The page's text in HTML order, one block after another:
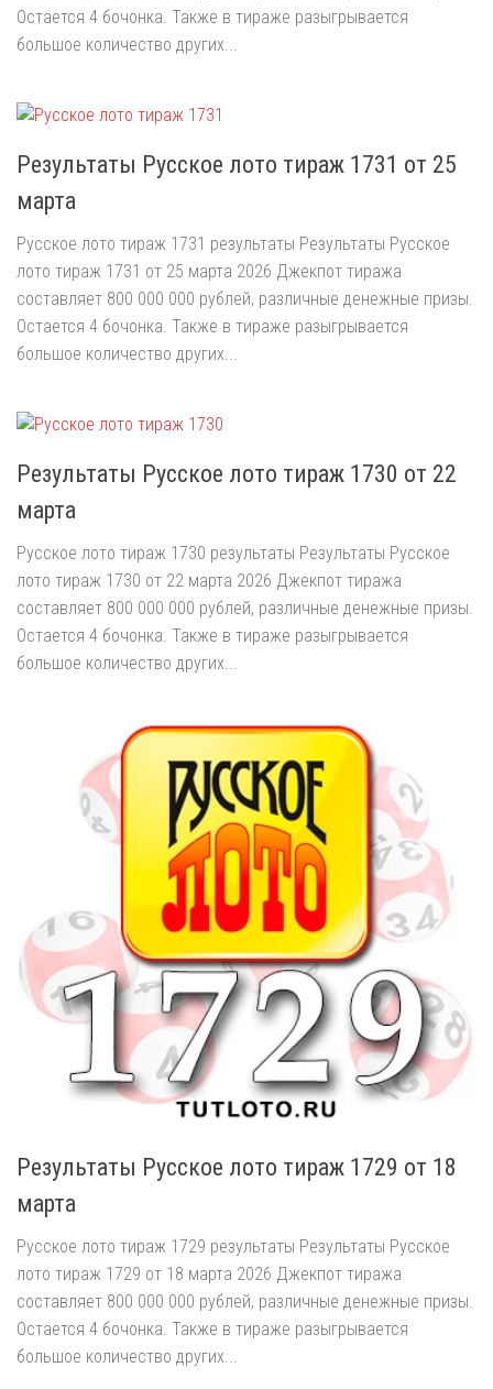
Остается 4 бочонка. Также в тираже разыгрывается
большое количество других...
Результаты Русское лото тираж 1731 от 25
марта
Русское лото тираж 1731 результаты Результаты Русское
лото тираж 1731 от 25 марта 2026 Джекпот тиража
составляет 800 000 000 рублей, различные денежные призы.
Остается 4 бочонка. Также в тираже разыгрывается
большое количество других...
Результаты Русское лото тираж 1730 от 22
марта
Русское лото тираж 1730 результаты Результаты Русское
лото тираж 1730 от 22 марта 2026 Джекпот тиража
составляет 800 000 000 рублей, различные денежные призы.
Остается 4 бочонка. Также в тираже разыгрывается
большое количество других...
Результаты Русское лото тираж 1729 от 18
марта
Русское лото тираж 1729 результаты Результаты Русское
лото тираж 1729 от 18 марта 2026 Джекпот тиража
составляет 800 000 000 рублей, различные денежные призы.
Остается 4 бочонка. Также в тираже разыгрывается
большое количество других...